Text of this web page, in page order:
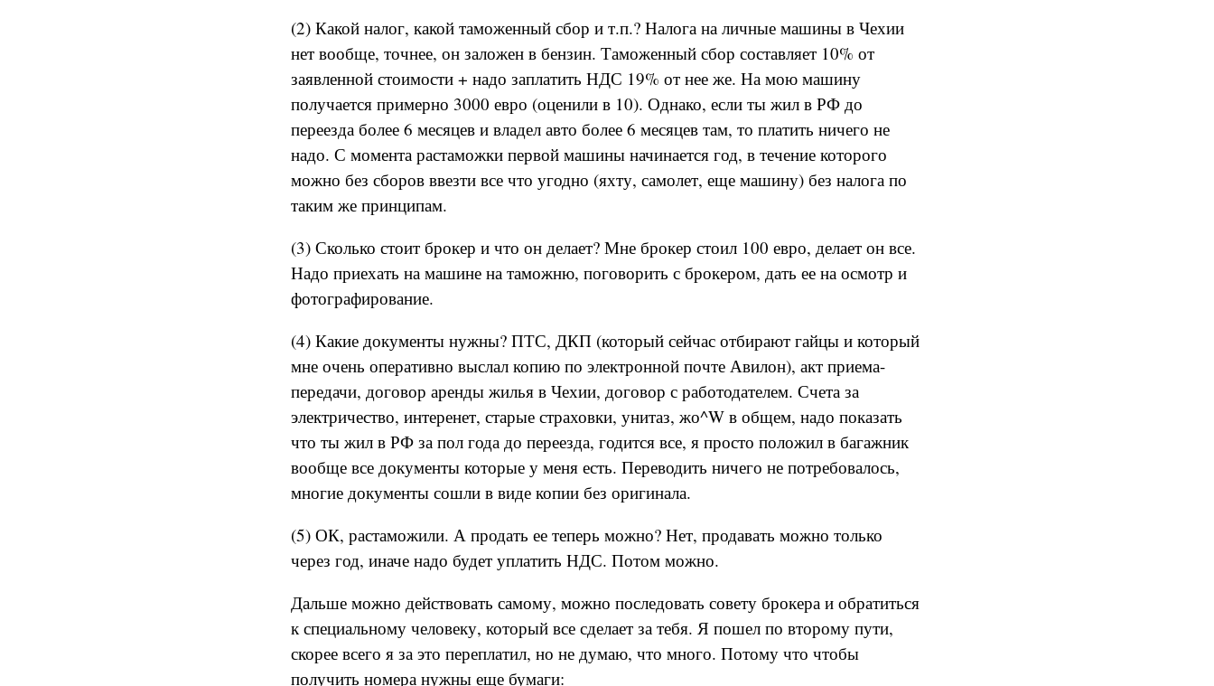
(2) Какой налог, какой таможенный сбор и т.п.? Налога на личные машины в Чехии
нет вообще, точнее, он заложен в бензин. Таможенный сбор составляет 10% от
заявленной стоимости + надо заплатить НДС 19% от нее же. На мою машину
получается примерно 3000 евро (оценили в 10). Однако, если ты жил в РФ до
переезда более 6 месяцев и владел авто более 6 месяцев там, то платить ничего не
надо. С момента растаможки первой машины начинается год, в течение которого
можно без сборов ввезти все что угодно (яхту, самолет, еще машину) без налога по
таким же принципам.
(3) Сколько стоит брокер и что он делает? Мне брокер стоил 100 евро, делает он все.
Надо приехать на машине на таможню, поговорить с брокером, дать ее на осмотр и
фотографирование.
(4) Какие документы нужны? ПТС, ДКП (который сейчас отбирают гайцы и который
мне очень оперативно выслал копию по электронной почте Авилон), акт приема-
передачи, договор аренды жилья в Чехии, договор с работодателем. Счета за
электричество, интеренет, старые страховки, унитаз, жо^W в общем, надо показать
что ты жил в РФ за пол года до переезда, годится все, я просто положил в багажник
вообще все документы которые у меня есть. Переводить ничего не потребовалось,
многие документы сошли в виде копии без оригинала.
(5) ОК, растаможили. А продать ее теперь можно? Нет, продавать можно только
через год, иначе надо будет уплатить НДС. Потом можно.
Дальше можно действовать самому, можно последовать совету брокера и обратиться
к специальному человеку, который все сделает за тебя. Я пошел по второму пути,
скорее всего я за это переплатил, но не думаю, что много. Потому что чтобы
получить номера нужны еще бумаги: